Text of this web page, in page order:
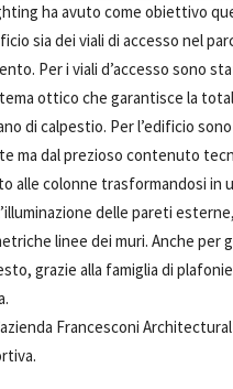
ha avuto come obiettivo
sia dei viali di accesso nel
Per i viali d’accesso sono
ottico che garantisce la
di calpestio. Per l’edificio
ma dal prezioso contenuto
colonne trasformandosi in
delle pareti
linee dei muri. Anche per
grazie alla famiglia di
Francesconi